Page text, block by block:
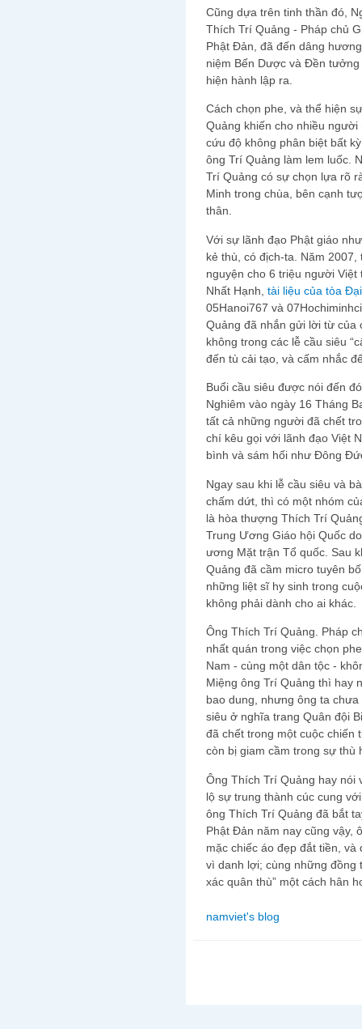
Cũng dựa trên tinh thần đó,
Thích Trí Quảng - Pháp chủ
Phật Đản, đã đến dâng
niệm Bến Dược và Đền
hiện hành lập ra.
Cách chọn phe, và thể hiện
Quảng khiến cho nhiều
cứu độ không phân biệt bất
ông Trí Quảng làm lem luốc.
Trí Quảng có sự chọn lựa rõ
Minh trong chùa, bên cạnh
thân.
Với sự lãnh đạo Phật giáo
kẻ thù, có địch-ta. Năm
nguyện cho 6 triệu người
Nhất Hạnh, tài liệu của tòa
05Hanoi767 và
Quảng đã nhắn gửi lời từ của
không trong các lễ cầu siêu
đến tù cải tạo, và cấm nhắc
Buổi cầu siêu được nói đến
Nghiêm vào ngày 16 Tháng
tất cả những người đã chết
chí kêu gọi với lãnh đạo Việt
bình và sám hối như Đông
Ngay sau khi lễ cầu siêu và
chấm dứt, thì có một nhóm
là hòa thượng Thích Trí
Trung Ương Giáo hội Quốc
ương Mặt trận Tổ quốc. Sau
Quảng đã cầm micro tuyên
những liệt sĩ hy sinh trong
không phải dành cho ai khác.
Ông Thích Trí Quảng. Pháp
nhất quán trong việc chọn
Nam - cùng một dân tộc -
Miệng ông Trí Quảng thì hay
bao dung, nhưng ông ta
siêu ở nghĩa trang Quân đội
đã chết trong một cuộc chiến
còn bị giam cầm trong sự
Ông Thích Trí Quảng hay nói
lộ sự trung thành cúc cung
ông Thích Trí Quảng đã bắt
Phật Đản năm nay cũng vậy,
mặc chiếc áo đẹp đắt tiền,
vì danh lợi; cùng những đồng
xác quân thù” một cách hân
namviet's blog